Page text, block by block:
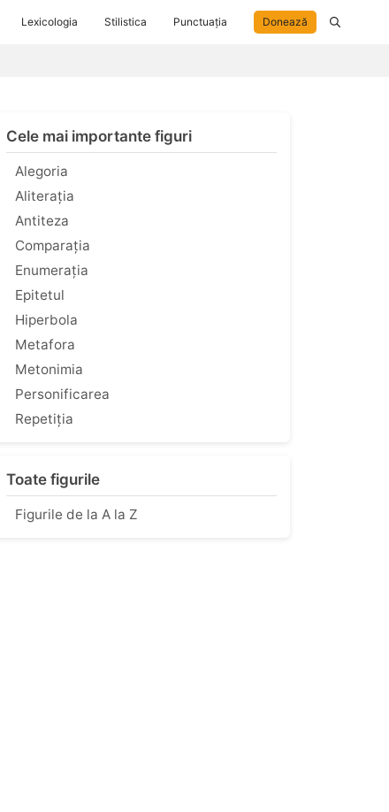
Lexicologia Stilistica Punctuația Donează
Cele mai importante figuri
Alegoria
Aliterația
Antiteza
Comparația
Enumerația
Epitetul
Hiperbola
Metafora
Metonimia
Personificarea
Repetiția
Toate figurile
Figurile de la A la Z